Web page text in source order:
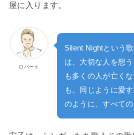
屋に入ります。
ロバート
Silent Nightという
は、大切な人を想
も多くの人が亡く
も。同じように愛
のように、すべての